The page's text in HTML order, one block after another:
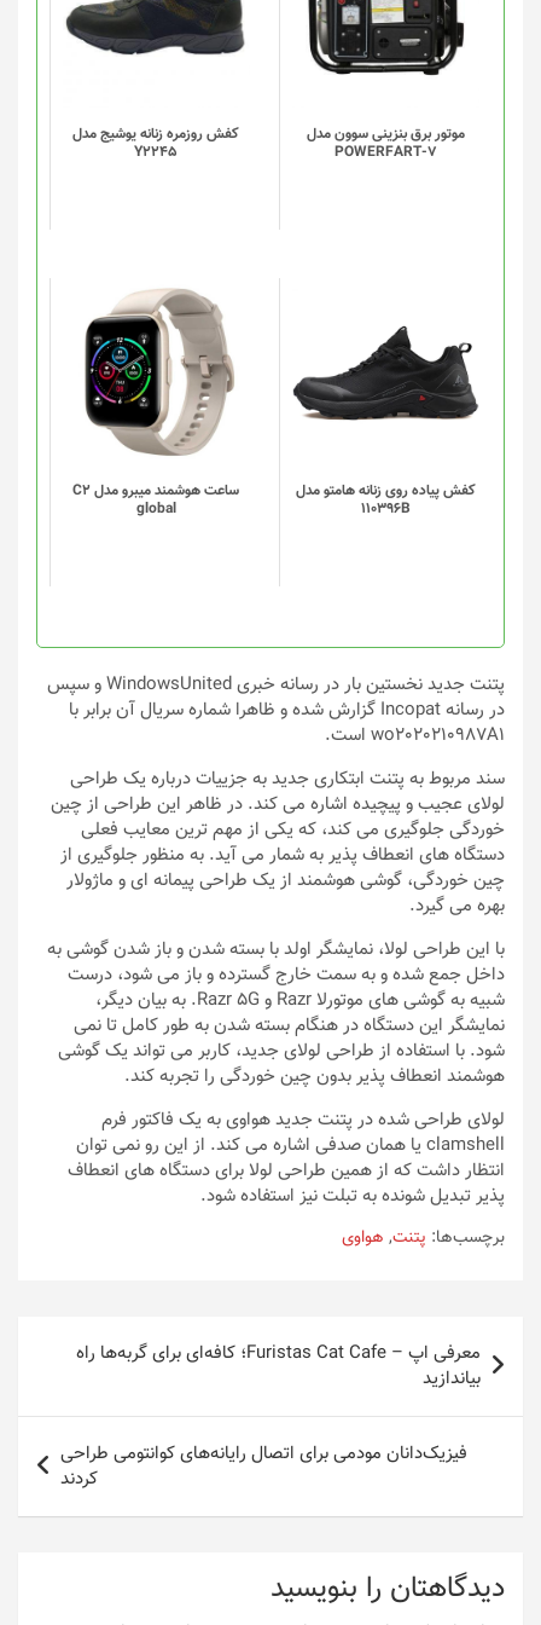
موتور برق بنزینی سوون مدل
POWERFART-7
کفش روزمره زنانه یوشیج مدل
Y2245
کفش پیاده روی زنانه هامتو مدل
110396B
دارای
انواع
مختلفی
گزینه
ها
محصول
شوند
ساعت هوشمند میبرو مدل C2
global
این
محصول
دارای
انواع
مختلفی
می
گزینه
ها
محصول
انتخاب
شوند پتنت جدید نخستین بار در رسانه خبری WindowsUnited و سپس
در رسانه Incopat گزارش شده و ظاهرا شماره سریال آن برابر با
wo2020210987A1 است.
سند مربوط به پتنت ابتکاری جدید به جزییات درباره یک طراحی
لولای عجیب و پیچیده اشاره می کند. در ظاهر این طراحی از چین
خوردگی جلوگیری می کند، که یکی از مهم ترین معایب فعلی
دستگاه های انعطاف پذیر به شمار می آید. به منظور جلوگیری از
چین خوردگی، گوشی هوشمند از یک طراحی پیمانه ای و ماژولار
بهره می گیرد.
با این طراحی لولا، نمایشگر اولد با بسته شدن و باز شدن گوشی به
داخل جمع شده و به سمت خارج گسترده و باز می شود، درست
شبیه به گوشی های موتورلا Razr و Razr 5G. به بیان دیگر،
نمایشگر این دستگاه در هنگام بسته شدن به طور کامل تا نمی
شود. با استفاده از طراحی لولای جدید، کاربر می تواند یک گوشی
هوشمند انعطاف پذیر بدون چین خوردگی را تجربه کند.
لولای طراحی شده در پتنت جدید هواوی به یک فاکتور فرم
clamshell یا همان صدفی اشاره می کند. از این رو نمی توان
انتظار داشت که از همین طراحی لولا برای دستگاه های انعطاف
پذیر تبدیل شونده به تبلت نیز استفاده شود.
برچسب‌ها: پتنت, هواوی
راهبری
نوشته
معرفی اپ – Furistas Cat Cafe؛ کافه‌ای برای گربه‌ها راه
بیاندازید
فیزیک‌دانان مودمی برای اتصال رایانه‌های کوانتومی طراحی
کردند
دیدگاهتان را بنویسید